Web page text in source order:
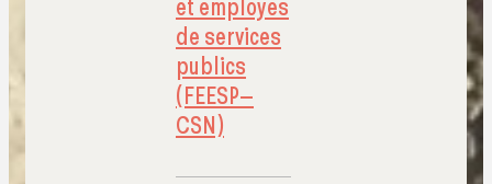
de services
publics
(FEESP–
CSN)